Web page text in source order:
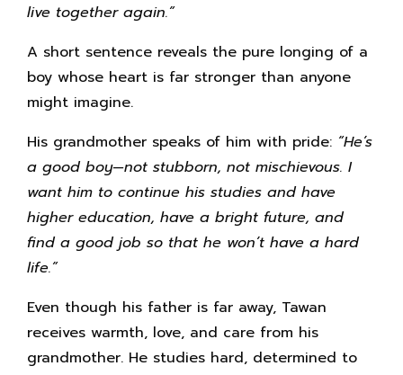
live together again.”
A short sentence reveals the pure longing of a
boy whose heart is far stronger than anyone
might imagine.
His grandmother speaks of him with pride: “He’s
a good boy—not stubborn, not mischievous. I
want him to continue his studies and have
higher education, have a bright future, and
find a good job so that he won’t have a hard
life.”
Even though his father is far away, Tawan
receives warmth, love, and care from his
grandmother. He studies hard, determined to